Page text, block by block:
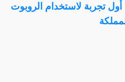
تجربة لاستخدام الروبوت